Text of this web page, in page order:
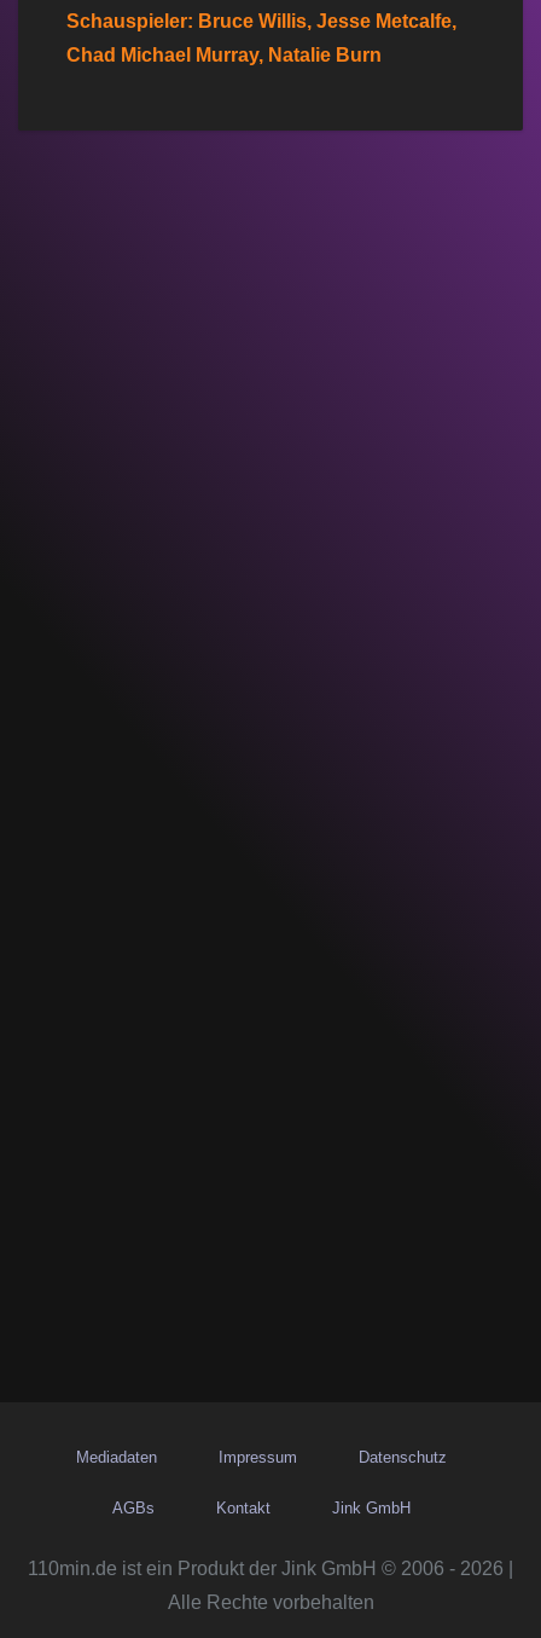
Schauspieler: Bruce Willis, Jesse Metcalfe,
Chad Michael Murray, Natalie Burn
Mediadaten Impressum Datenschutz
AGBs Kontakt Jink GmbH
110min.de ist ein Produkt der Jink GmbH © 2006 - 2026 |
Alle Rechte vorbehalten